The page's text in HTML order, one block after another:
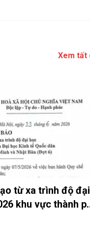
Xem tất
từ xa trình độ đại
khu vực thành